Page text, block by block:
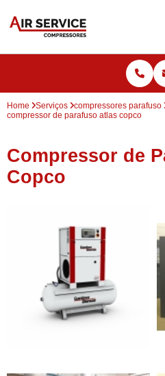
Home Serviços
compressores parafuso
compressor de parafuso atlas copco
Compressor de
Copco